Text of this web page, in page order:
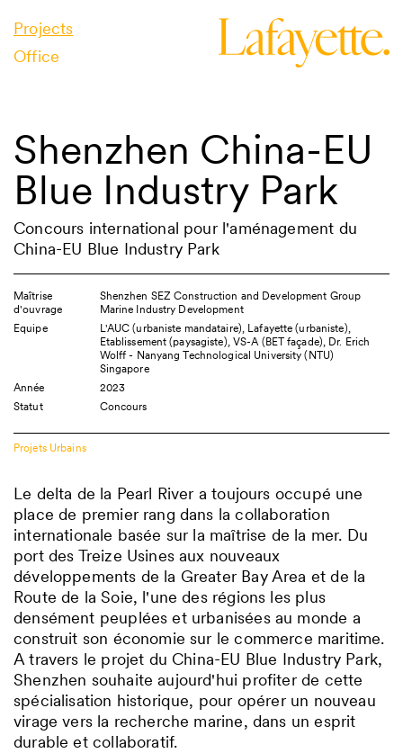
Projects
Office
Shenzhen China-EU
Blue Industry Park
Concours international pour l'aménagement du
China-EU Blue Industry Park
Maîtrise
d'ouvrage
Shenzhen SEZ Construction and Development Group
Marine Industry Development
Equipe
L'AUC (urbaniste mandataire), Lafayette (urbaniste),
Etablissement (paysagiste), VS-A (BET façade), Dr. Erich
Wolff - Nanyang Technological University (NTU)
Singapore
Année
2023
Statut
Concours
Projets Urbains
Le delta de la Pearl River a toujours occupé une
place de premier rang dans la collaboration
internationale basée sur la maîtrise de la mer. Du
port des Treize Usines aux nouveaux
développements de la Greater Bay Area et de la
Route de la Soie, l'une des régions les plus
densément peuplées et urbanisées au monde a
construit son économie sur le commerce maritime.
A travers le projet du China-EU Blue Industry Park,
Shenzhen souhaite aujourd'hui profiter de cette
spécialisation historique, pour opérer un nouveau
virage vers la recherche marine, dans un esprit
durable et collaboratif.